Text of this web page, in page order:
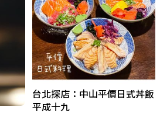
台北探店：中山平價日式丼飯
平成十九